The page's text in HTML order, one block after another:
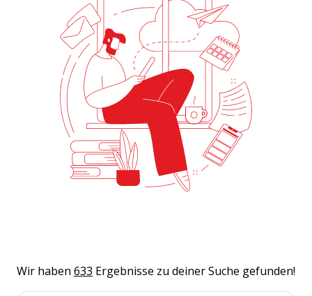
Wir haben 633 Ergebnisse zu deiner Suche gefunden!